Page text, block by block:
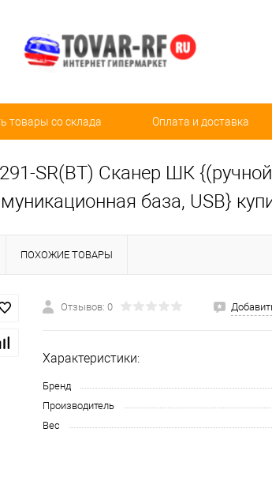
товары со склада Оплата и доставка
SR(BT) Сканер ШК
база, USB}
ПОХОЖИЕ ТОВАРЫ
Отзывов: 0
Характеристики:
Бренд
Производитель
Вес